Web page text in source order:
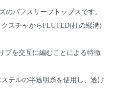
のパフスリーブトップスです。
スチャからFLUTED(柱の縦溝)
ブを交互に編むことによる特徴
テルの半透明糸を使用し、透け